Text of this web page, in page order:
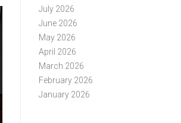
July 2026
June 2026
May 2026
April 2026
March 2026
February 2026
January 2026